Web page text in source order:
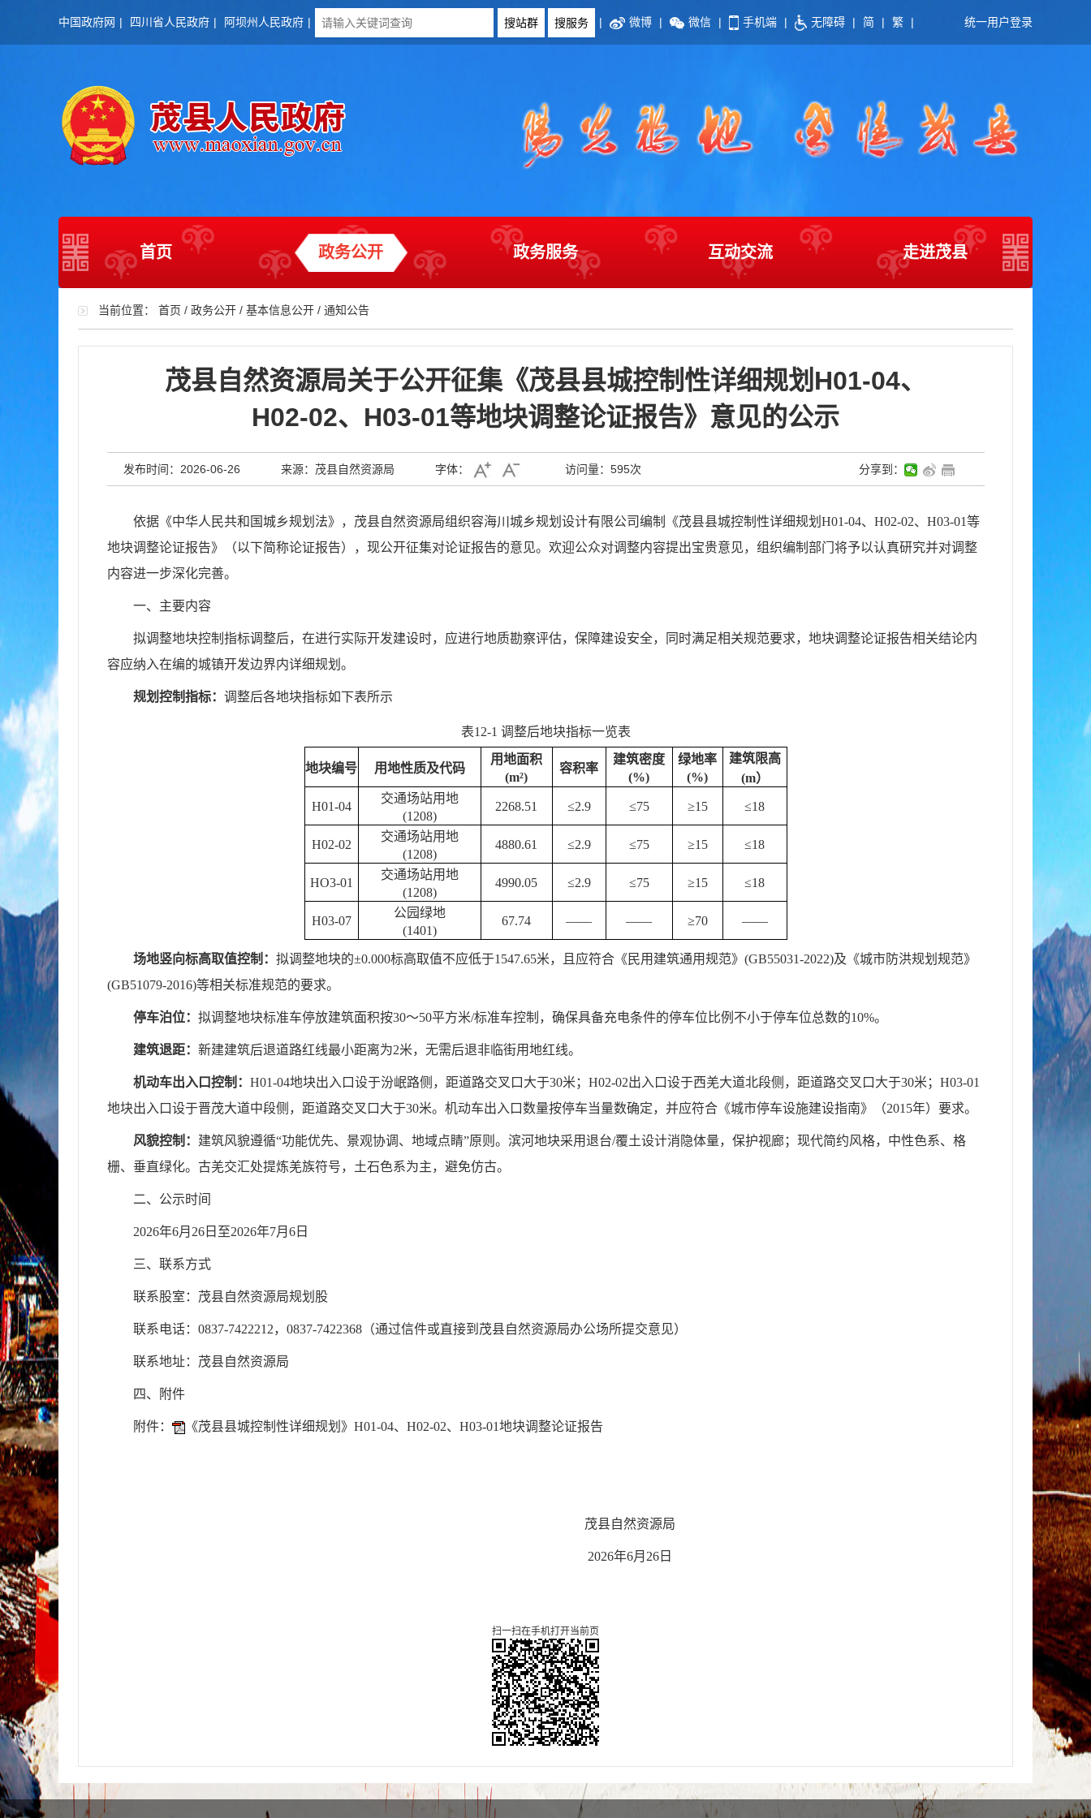
中国政府网 | 四川省人民政府 | 阿坝州人民政府 | | 微博 | 微信 | 手机端 | 无障碍 | 简 | 繁 | 统一用户登录
首页 政务公开 政务服务 互动交流 走进茂县
当前位置： 首页 / 政务公开 / 基本信息公开 / 通知公告
茂县自然资源局关于公开征集《茂县县城控制性详细规划H01-04、
H02-02、H03-01等地块调整论证报告》意见的公示
发布时间：2026-06-26 来源：茂县自然资源局 字体： 访问量： 595次 分享到：
依据《中华人民共和国城乡规划法》，茂县自然资源局组织容海川城乡规划 设计有限公司编制 《茂县县城控制性详细规划H01-04、H02-02、H03-01等
地块调整论证报告》 （以下简称论证报告），现公开征集对论证报告的意见。欢迎公众对调整内容提出宝贵意见，组织编制部门将予以认真研究并对调整
内容进一步深化完善。
一、 主要内容
拟调整地块控制指标调整后，在进行实际开发建设时，应进行地质勘察评估，保障建设安全，同时满足相关规范要求，地块调整论证报告相关结论内
容应纳入在编的城镇开发边界内详细规划。
规划控制指标： 调整后各地块指标如下表所示
表12-1 调整后地块指标一览表
地块编号 用地性质及代码
用地面积
(m²)
容积率
建筑密度
(%)
绿地率
(%)
建筑限高
(m）
H01-04
交通场站用地
(1208)
2268.51 ≤2.9 ≤75 ≥15 ≤18
H02-02
交通场站用地
(1208)
4880.61 ≤2.9 ≤75 ≥15 ≤18
HO3-01
交通场站用地
(1208)
4990.05 ≤2.9 ≤75 ≥15 ≤18
H03-07
公园绿地
(1401)
67.74 —— —— ≥70 ——
场地竖向标高取值控制： 拟调整地块的±0.000标高取值不应低于1547.65米，且应符合《民用建筑通用规范》(GB55031-2022)及《城市防洪规划规范》
(GB51079-2016)等相关标准规范的要求。
停车泊位： 拟调整地块标准车停放建筑面积按30～50平方米/标准车控制，确保具备充电条件的停车位比例不小于停车位总数的10%。
建筑退距： 新建建筑后退道路红线最小距离为2米，无需后退非临街用地红线。
机动车出入口控制： H01-04地块出入口设于汾岷路侧，距道路交叉口大于30米；H02-02出入口设于西羌大道北段侧，距道路交叉口大于30米；H03-01
地块出入口设于晋茂大道中段侧，距道路交叉口大于30米。机动车出入口数量按停车当量数确定，并应符合《城市停车设施建设指南》（2015年）要求。
风貌控制： 建筑风貌遵循“功能优先、景观协调、地域点睛”原则。滨河地块采用退台/覆土设计消隐体量，保护视廊；现代简约风格，中性色系、格
栅、垂直绿化。古羌交汇处提炼羌族符号，土石色系为主，避免仿古。
二、公示时间
2026年6月 26日至2026年7月 6日
三、联系方式
联系股室：茂县自然资源局规划股
联系电话：0837-7422212， 0837-7422368（通过信件或直接到茂县自然资源局办公场所提交意见）
联系地址：茂县自然资源局
四、附件
附件： 《茂县县城控制性详细规划》H01-04、H02-02、H03-01地块调整论证报告
茂县自然资源局
2026年6月 26 日
扫一扫在手机打开当前页